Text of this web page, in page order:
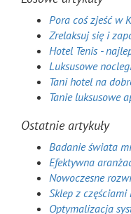
Pora coś zjeść w
Zrelaksuj się i
Hotel Tenis -
Luksusowe
Tani hotel na
Tanie luksusowe
Ostatnie artykuły
Badanie świata
Efektywna
Nowoczesne
Sklep z
Optymalizacja